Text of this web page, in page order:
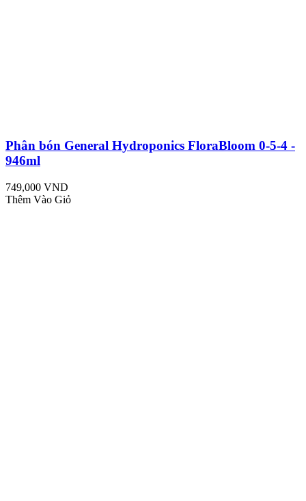
Phân bón General Hydroponics FloraBloom 0-5-4 -
946ml
749,000 VND
Thêm Vào Giỏ